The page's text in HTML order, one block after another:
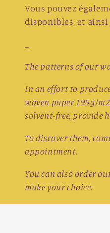
i
n
:
Vous pouvez
disponibles, et
The patterns of our
In an effort to
woven paper 195g/
solvent-free, provide
To discover them,
appointment.
You can also order
make your choice.